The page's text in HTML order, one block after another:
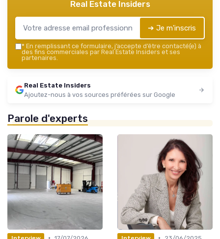
Real Estate Insiders
➔ Je m'inscris
* En remplissant ce formulaire, j’accepte d’être contacté(e) à
des fins commerciales par Real Estate Insiders et ses
partenaires.
Real Estate Insiders
Ajoutez-nous à vos sources préférées sur Google
Parole d'experts